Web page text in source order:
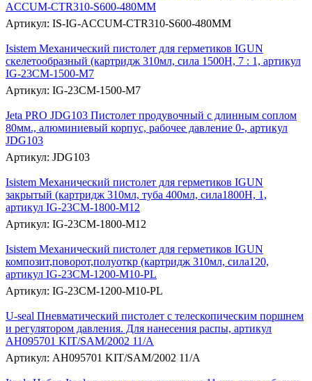
ACCUM-CTR310-S600-480MM
Артикул: IS-IG-ACCUM-CTR310-S600-480MM
Isistem Механический пистолет для герметиков IGUN
скелетообразный (картридж 310мл, сила 1500Н, 7 : 1, артикул
IG-23CM-1500-M7
Артикул: IG-23CM-1500-M7
Jeta PRO JDG103 Пистолет продувочный с длинным соплом
80мм., алюминиевый корпус, рабочее давление 0-, артикул
JDG103
Артикул: JDG103
Isistem Механический пистолет для герметиков IGUN
закрытый (картридж 310мл, туба 400мл, сила1800Н, 1,
артикул IG-23CM-1800-M12
Артикул: IG-23CM-1800-M12
Isistem Механический пистолет для герметиков IGUN
композит,поворот,полуоткр (картридж 310мл, сила120,
артикул IG-23CM-1200-M10-PL
Артикул: IG-23CM-1200-M10-PL
U-seal Пневматический пистолет с телескопическим поршнем
и регулятором давления. Для нанесения распы, артикул
AH095701 KIT/SAM/2002 11/A
Артикул: AH095701 KIT/SAM/2002 11/A